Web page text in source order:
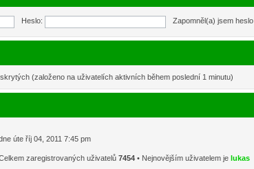
Heslo: Zapomněl(a) jsem heslo
(založeno na uživatelích aktivních během poslední 1 minutu)
úte říj 04, 2011 7:45 pm
zaregistrovaných uživatelů 7454 • Nejnovějším uživatelem je lukas